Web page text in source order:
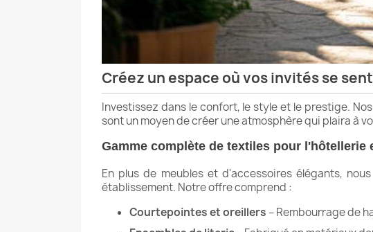
Créez un espace où vos invités se
Investissez dans le confort, le style et le prestige.
sont un moyen de créer une atmosphère qui plaira à
Gamme complète de textiles pour l'hôtellerie
En plus de meubles et d'accessoires élégants,
établissement. Notre offre comprend :
Courtepointes et oreillers – Rembourrage de